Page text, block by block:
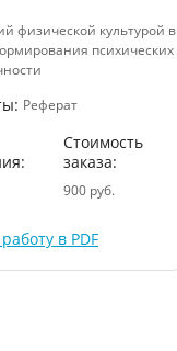
физической культурой в
психических
Реферат
Стоимость
заказа:
900 руб.
в PDF